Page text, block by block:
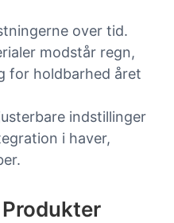
over tid.
modstår regn,
for holdbarhed året
indstillinger
i haver,